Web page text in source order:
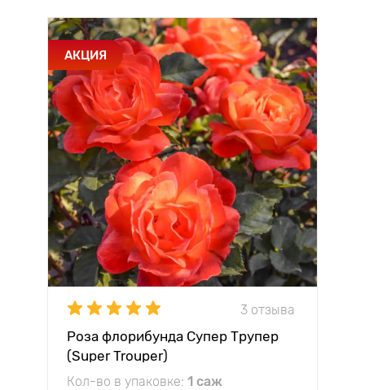
АКЦИЯ
3 отзыва
Роза флорибунда Супер Трупер
(Super Trouper)
Кол-во в упаковке: 1 саж